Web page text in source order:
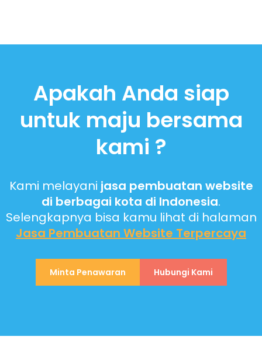
Apakah Anda siap
untuk maju bersama
kami ?
Kami melayani jasa pembuatan website
di berbagai kota di Indonesia.
Selengkapnya bisa kamu lihat di halaman
Jasa Pembuatan Website Terpercaya
Minta Penawaran Hubungi Kami